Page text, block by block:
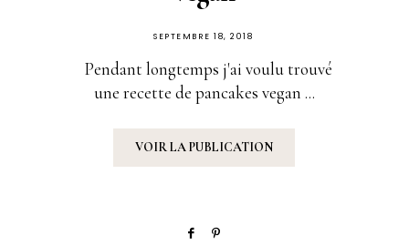
PUBLIÉ
SEPTEMBRE 18, 2018
Pendant longtemps j'ai voulu trouvé
une recette de pancakes vegan ...
VOIR LA PUBLICATION